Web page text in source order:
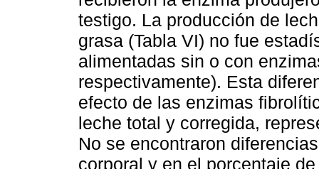
testigo. La producción de
grasa (Tabla VI) no fue
alimentadas sin o con
respectivamente). Esta
efecto de las enzimas
leche total y corregida,
No se encontraron
corporal y en el porcentaje